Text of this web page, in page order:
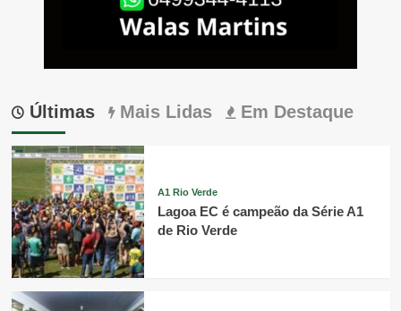
Últimas Mais Lidas Em Destaque
A1 Rio Verde
Lagoa EC é campeão da Série A1
de Rio Verde